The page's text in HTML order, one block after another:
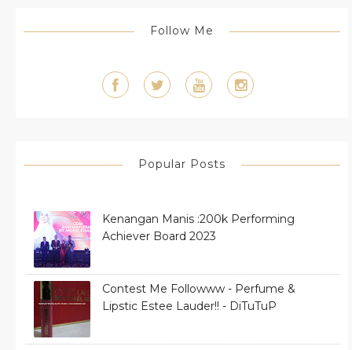
Follow Me
Popular Posts
Kenangan Manis :200k Performing
Achiever Board 2023
Contest Me Followww - Perfume &
Lipstic Estee Lauder!! - DiTuTuP